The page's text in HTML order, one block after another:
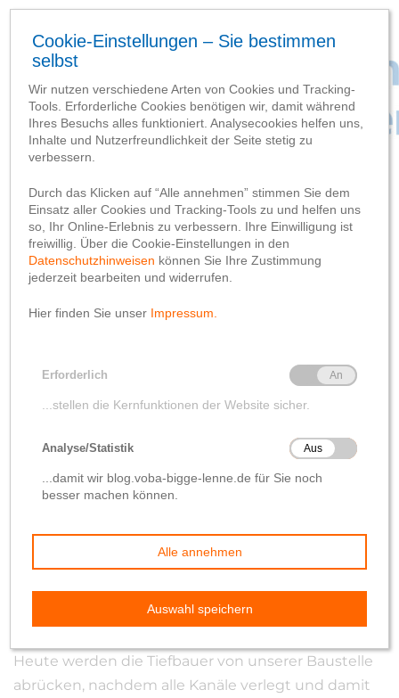
Tiefbauarbeiten
abgeschlossen
Wolfgang Hilleke 8. November 2019
Heute werden die Tiefbauer von unserer Baustelle
abrücken, nachdem alle Kanäle verlegt und damit